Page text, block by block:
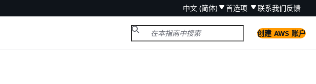
中文 (简体) 首选项 联系我们反馈
创建 AWS 账户